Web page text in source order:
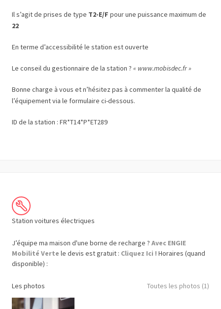
Il s’agit de prises de type T2-E/F pour une puissance maximum de
22
En terme d’accessibilité le station est ouverte
Le conseil du gestionnaire de la station ? « www.mobisdec.fr »
Bonne charge à vous et n’hésitez pas à commenter la qualité de
l’équipement via le formulaire ci-dessous.
ID de la station : FR*T14*P*ET289
Station voitures électriques
J’équipe ma maison d'une borne de recharge ? Avec ENGIE
Mobilité Verte le devis est gratuit : Cliquez Ici ! Horaires (quand
disponible) :
Les photos Toutes les photos (1)